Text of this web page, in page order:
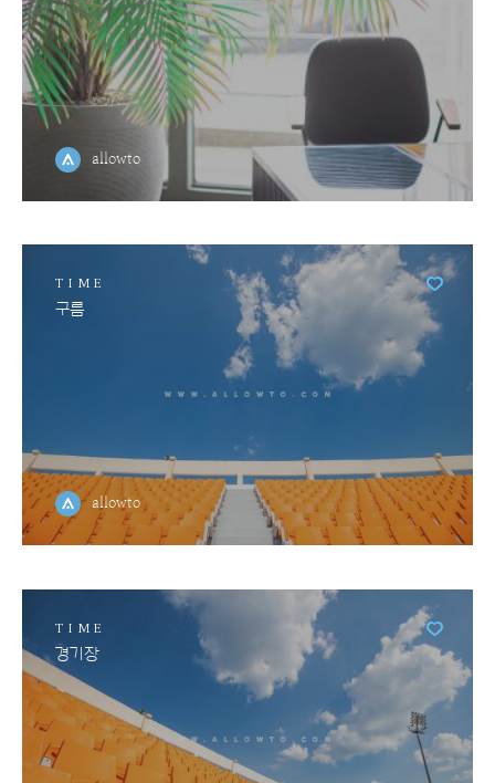
allowto
TIME
구름
allowto
TIME
경기장